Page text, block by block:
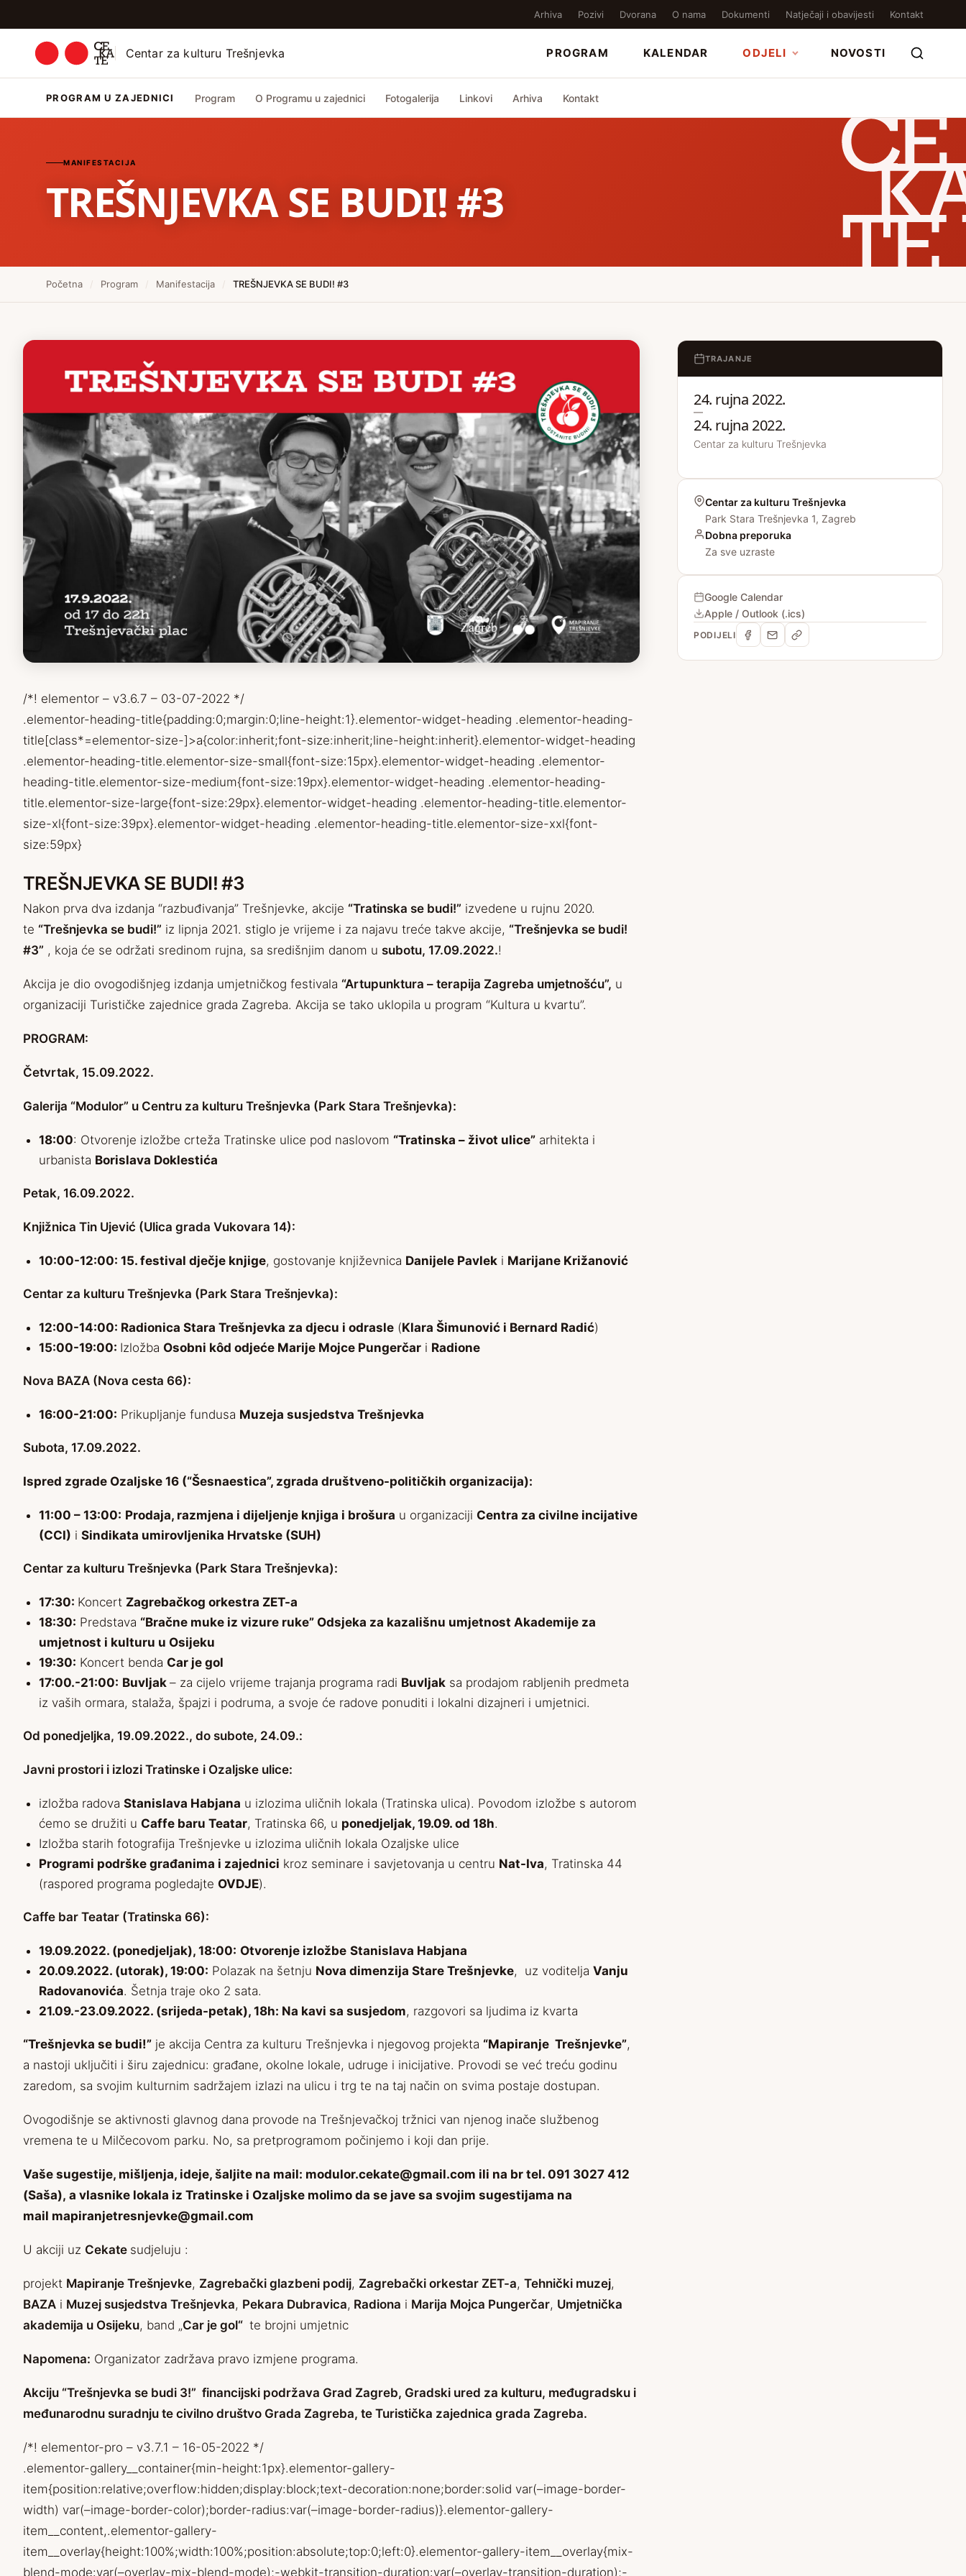
Arhiva Pozivi Dvorana O nama Dokumenti Natječaji i obavijesti Kontakt
Centar za kulturu Trešnjevka PROGRAM KALENDAR ODJELI NOVOSTI
PROGRAM U ZAJEDNICI Program O Programu u zajednici Fotogalerija Linkovi Arhiva Kontakt
MANIFESTACIJA
TREŠNJEVKA SE BUDI! #3
Početna / Program / Manifestacija / TREŠNJEVKA SE BUDI! #3
/*! elementor – v3.6.7 – 03-07-2022 */
.elementor-heading-title{padding:0;margin:0;line-height:1}.elementor-widget-heading .elementor-heading-
title[class*=elementor-size-]>a{color:inherit;font-size:inherit;line-height:inherit}.elementor-widget-heading
.elementor-heading-title.elementor-size-small{font-size:15px}.elementor-widget-heading .elementor-
heading-title.elementor-size-medium{font-size:19px}.elementor-widget-heading .elementor-heading-
title.elementor-size-large{font-size:29px}.elementor-widget-heading .elementor-heading-title.elementor-
size-xl{font-size:39px}.elementor-widget-heading .elementor-heading-title.elementor-size-xxl{font-
size:59px}
TREŠNJEVKA SE BUDI! #3
Nakon prva dva izdanja “razbuđivanja” Trešnjevke, akcije “Tratinska se budi!” izvedene u rujnu 2020.
te “Trešnjevka se budi!” iz lipnja 2021. stiglo je vrijeme i za najavu treće takve akcije, “Trešnjevka se budi!
#3” , koja će se održati sredinom rujna, sa središnjim danom u subotu, 17.09.2022.!
Akcija je dio ovogodišnjeg izdanja umjetničkog festivala “Artupunktura – terapija Zagreba umjetnošću”, u
organizaciji Turističke zajednice grada Zagreba. Akcija se tako uklopila u program “Kultura u kvartu”.
PROGRAM:
Četvrtak, 15.09.2022.
Galerija “Modulor” u Centru za kulturu Trešnjevka (Park Stara Trešnjevka):
18:00: Otvorenje izložbe crteža Tratinske ulice pod naslovom “Tratinska – život ulice” arhitekta i
urbanista Borislava Doklestića
Petak, 16.09.2022.
Knjižnica Tin Ujević (Ulica grada Vukovara 14):
10:00-12:00: 15. festival dječje knjige, gostovanje književnica Danijele Pavlek i Marijane Križanović
Centar za kulturu Trešnjevka (Park Stara Trešnjevka):
12:00-14:00: Radionica Stara Trešnjevka za djecu i odrasle (Klara Šimunović i Bernard Radić)
15:00-19:00: Izložba Osobni kôd odjeće Marije Mojce Pungerčar i Radione
Nova BAZA (Nova cesta 66):
16:00-21:00: Prikupljanje fundusa Muzeja susjedstva Trešnjevka
Subota, 17.09.2022.
Ispred zgrade Ozaljske 16 (“Šesnaestica”, zgrada društveno-političkih organizacija):
11:00 – 13:00: Prodaja, razmjena i dijeljenje knjiga i brošura u organizaciji Centra za civilne incijative
(CCI) i Sindikata umirovljenika Hrvatske (SUH)
Centar za kulturu Trešnjevka (Park Stara Trešnjevka):
17:30: Koncert Zagrebačkog orkestra ZET-a
18:30: Predstava “Bračne muke iz vizure ruke” Odsjeka za kazališnu umjetnost Akademije za
umjetnost i kulturu u Osijeku
19:30: Koncert benda Car je gol
17:00.-21:00: Buvljak – za cijelo vrijeme trajanja programa radi Buvljak sa prodajom rabljenih predmeta
iz vaših ormara, stalaža, špajzi i podruma, a svoje će radove ponuditi i lokalni dizajneri i umjetnici.
Od ponedjeljka, 19.09.2022., do subote, 24.09.:
Javni prostori i izlozi Tratinske i Ozaljske ulice:
izložba radova Stanislava Habjana u izlozima uličnih lokala (Tratinska ulica). Povodom izložbe s autorom
ćemo se družiti u Caffe baru Teatar, Tratinska 66, u ponedjeljak, 19.09. od 18h.
Izložba starih fotografija Trešnjevke u izlozima uličnih lokala Ozaljske ulice
Programi podrške građanima i zajednici kroz seminare i savjetovanja u centru Nat-Iva, Tratinska 44
(raspored programa pogledajte OVDJE).
Caffe bar Teatar (Tratinska 66):
19.09.2022. (ponedjeljak), 18:00: Otvorenje izložbe Stanislava Habjana
20.09.2022. (utorak), 19:00: Polazak na šetnju Nova dimenzija Stare Trešnjevke, uz voditelja Vanju
Radovanovića. Šetnja traje oko 2 sata.
21.09.-23.09.2022. (srijeda-petak), 18h: Na kavi sa susjedom, razgovori sa ljudima iz kvarta
“Trešnjevka se budi!” je akcija Centra za kulturu Trešnjevka i njegovog projekta “Mapiranje Trešnjevke”,
a nastoji uključiti i širu zajednicu: građane, okolne lokale, udruge i inicijative. Provodi se već treću godinu
zaredom, sa svojim kulturnim sadržajem izlazi na ulicu i trg te na taj način on svima postaje dostupan.
Ovogodišnje se aktivnosti glavnog dana provode na Trešnjevačkoj tržnici van njenog inače službenog
vremena te u Milčecovom parku. No, sa pretprogramom počinjemo i koji dan prije.
Vaše sugestije, mišljenja, ideje, šaljite na mail: modulor.cekate@gmail.com ili na br tel. 091 3027 412
(Saša), a vlasnike lokala iz Tratinske i Ozaljske molimo da se jave sa svojim sugestijama na
mail mapiranjetresnjevke@gmail.com
U akciji uz Cekate sudjeluju :
projekt Mapiranje Trešnjevke, Zagrebački glazbeni podij, Zagrebački orkestar ZET-a, Tehnički muzej,
BAZA i Muzej susjedstva Trešnjevka, Pekara Dubravica, Radiona i Marija Mojca Pungerčar, Umjetnička
akademija u Osijeku, band „Car je gol“ te brojni umjetnic
Napomena: Organizator zadržava pravo izmjene programa.
Akciju “Trešnjevka se budi 3!” financijski podržava Grad Zagreb, Gradski ured za kulturu, međugradsku i
međunarodnu suradnju te civilno društvo Grada Zagreba, te Turistička zajednica grada Zagreba.
/*! elementor-pro – v3.7.1 – 16-05-2022 */
.elementor-gallery__container{min-height:1px}.elementor-gallery-
item{position:relative;overflow:hidden;display:block;text-decoration:none;border:solid var(–image-border-
width) var(–image-border-color);border-radius:var(–image-border-radius)}.elementor-gallery-
item__content,.elementor-gallery-
item__overlay{height:100%;width:100%;position:absolute;top:0;left:0}.elementor-gallery-item__overlay{mix-
blend-mode:var(–overlay-mix-blend-mode);-webkit-transition-duration:var(–overlay-transition-duration);-
TRAJANJE
24. rujna 2022.
—
24. rujna 2022.
Centar za kulturu Trešnjevka
Centar za kulturu Trešnjevka
Park Stara Trešnjevka 1, Zagreb
Dobna preporuka
Za sve uzraste
Google Calendar
Apple / Outlook (.ics)
PODIJELI